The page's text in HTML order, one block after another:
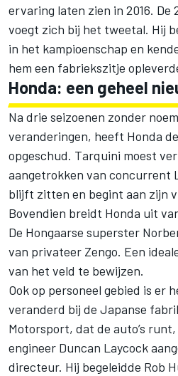
ervaring laten zien in 2016. De
voegt zich bij het tweetal. Hij
in het kampioenschap en
hem een fabriekszitje
Honda: een geheel
Na drie seizoenen zonder
veranderingen, heeft Honda
opgeschud. Tarquini moest
aangetrokken van concurrent
blijft zitten en begint aan zijn
Bovendien breidt Honda uit
De Hongaarse superster
van privateer Zengo. Een
van het veld te bewijzen.
Ook op personeel gebied is er
veranderd bij de Japanse
Motorsport, dat de auto’s
engineer Duncan Laycock
directeur. Hij begeleidde Rob